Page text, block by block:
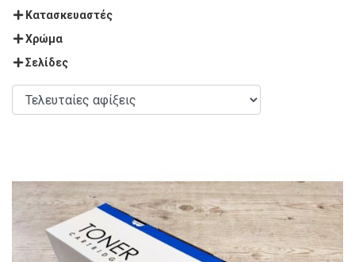
Κατασκευαστές
Χρώμα
Σελίδες